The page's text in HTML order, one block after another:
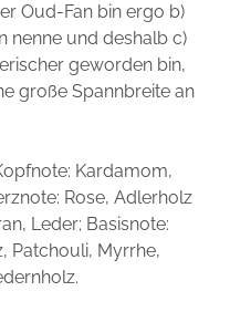
Oud-Fan bin ergo b)
nenne und deshalb c)
geworden bin,
große Spannbreite an
Kardamom,
Rose, Adlerholz
Leder; Basisnote:
Patchouli, Myrrhe,